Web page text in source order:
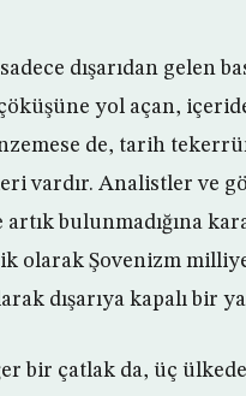
dışarıdan gelen
yol açan,
de, tarih
vardır. Analistler ve
bulunmadığına
olarak Şovenizm
dışarıya kapalı bir
bir çatlak da, üç